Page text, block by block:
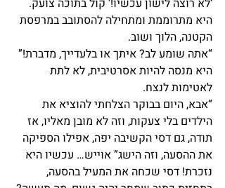
‘לא רוצה לישון עכשיו!’ קול בתוכה צועק.
היא מתרוממת ומתחילה להסתובב במרפסת
הקטנה, הלוך ושוב.
“אתה שומע לב? איתך או בלעדייך, מדברת!”
היא מנסה להיות אסרטיבית, לא לתת
לאטימות לנצח.
“אבא, היום בבוקר הצלחתי להוציא את
הילדים בלי צעקות, וזה לא מובן מאליו, אז
תודה, גם דסי הקשיבה יפה, אפילו הספיקה
את ההסעה, וזה הישג” אוייש… עכשיו היא
נזכרת! דסי שכחה את המעיל בהסעה,